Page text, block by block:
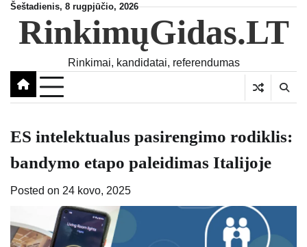
Skip
content
Šeštadienis, 8 rugpjūčio, 2026
RinkimųGidas.LT
Rinkimai, kandidatai, referendumas
ES intelektualus pasirengimo rodiklis:
bandymo etapo paleidimas Italijoje
Posted on 24 kovo, 2025